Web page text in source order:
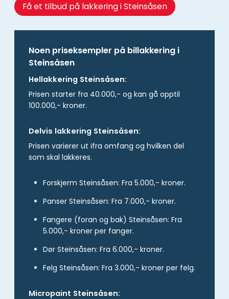
Få et tilbud på lakkering i Steinsåsen
Noen priseksempler på billakkering i
Steinsåsen
Hellakkering Steinsåsen:
Prisen starter fra 40.000,- og kan gå opptil
100.000,- kroner.
Delvis lakkering Steinsåsen:
Prisen varierer ut ifra omfang og hvilken del
som skal lakkeres.
Forskjerm Steinsåsen: Fra 5.000,- kroner.
Panser Steinsåsen: Fra 7.000,- kroner.
Fangere (foran og bak) Steinsåsen: Fra
5.000,- kroner per fanger.
Dør Steinsåsen: Fra 6.000,- kroner.
Felg Steinsåsen: Fra 3.000,- kroner per felg.
Micropaint Steinsåsen: